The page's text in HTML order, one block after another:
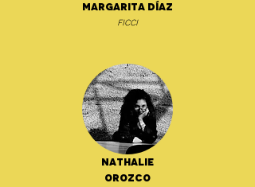
Margarita Díaz
FICCI
Nathalie
Orozco